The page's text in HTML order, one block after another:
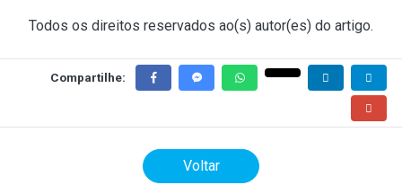
Todos os direitos reservados ao(s) autor(es) do artigo.
Compartilhe:
Voltar